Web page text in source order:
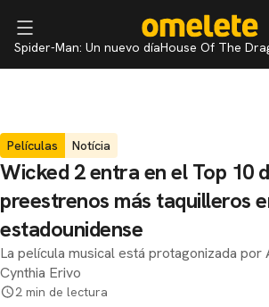
Spider-Man: Un nuevo díaHouse Of The
Películas Notícia
Wicked 2 entra en el Top 10
preestrenos más taquilleros
estadounidense
La película musical está protagonizada por
Cynthia Erivo
2 min de lectura